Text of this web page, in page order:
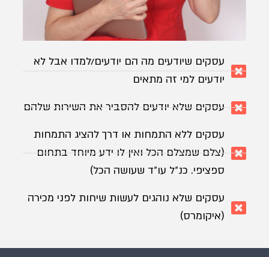
עסקים שיודעים מה הם יודעים/למדו אבל לא
יודעים למי זה מתאים
עסקים שלא יודעים להסביר את השירות שלהם
עסקים ללא התמחות או דרך להציג התמחות
(צלם שמצלם הכל ואין לו ידע מיוחד בתחום
ספציפי. כנ״ל עו״ד שעושה הכל)
עסקים שלא נוהגים לעשות שיחות לפני מכירה
(איקומרס)